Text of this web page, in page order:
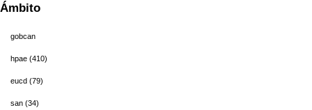
Ámbito
gobcan
hpae (410)
eucd (79)
san (34)